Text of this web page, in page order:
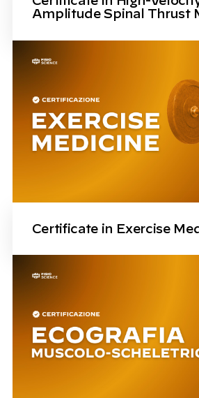
Amplitude Spinal Thrust
Certificate in Exercise